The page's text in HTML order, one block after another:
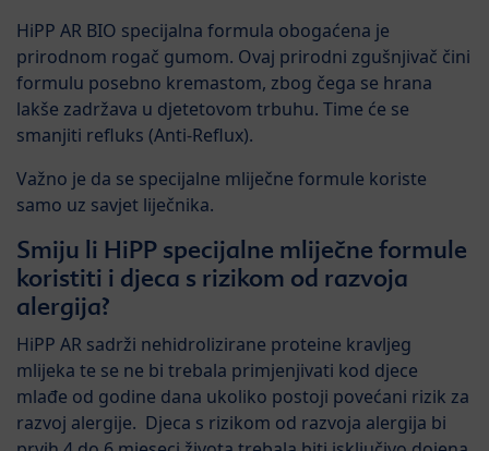
HiPP AR BIO specijalna formula obogaćena je
prirodnom rogač gumom. Ovaj prirodni zgušnjivač čini
formulu posebno kremastom, zbog čega se hrana
lakše zadržava u djetetovom trbuhu. Time će se
smanjiti refluks (Anti-Reflux).
Važno je da se specijalne mliječne formule koriste
samo uz savjet liječnika.
Smiju li HiPP specijalne mliječne formule
koristiti i djeca s rizikom od razvoja
alergija?
HiPP AR sadrži nehidrolizirane proteine kravljeg
mlijeka te se ne bi trebala primjenjivati kod djece
mlađe od godine dana ukoliko postoji povećani rizik za
razvoj alergije. Djeca s rizikom od razvoja alergija bi